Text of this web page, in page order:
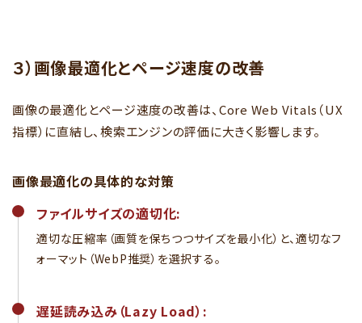
３）画像最適化とページ速度の改善
画像の最適化とページ速度の改善は、Core Web Vitals（UX
指標）に直結し、検索エンジンの評価に大きく影響します。
画像最適化の具体的な対策
ファイルサイズの適切化:
適切な圧縮率（画質を保ちつつサイズを最小化）と、適切なフ
ォーマット（WebP推奨）を選択する。
遅延読み込み（Lazy Load）: